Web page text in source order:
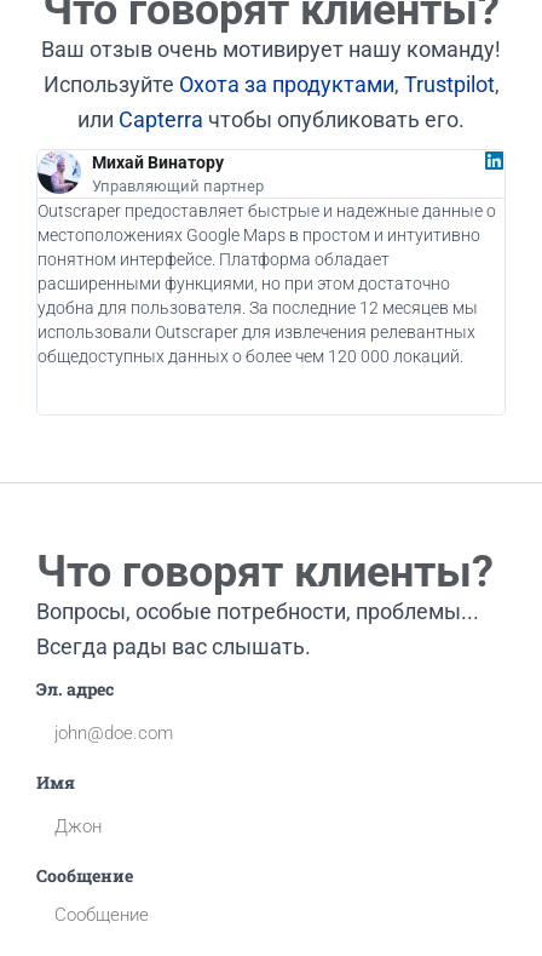
Ваш отзыв очень мотивирует нашу команду!
Используйте Охота за продуктами, Trustpilot,
или Capterra чтобы опубликовать его.
Михай Винатору
Управляющий партнер
Outscraper предоставляет быстрые и надежные данные о
местоположениях Google Maps в простом и интуитивно
понятном интерфейсе. Платформа обладает
расширенными функциями, но при этом достаточно
удобна для пользователя. За последние 12 месяцев мы
использовали Outscraper для извлечения релевантных
общедоступных данных о более чем 120 000 локаций.
Что говорят клиенты?
Вопросы, особые потребности, проблемы...
Всегда рады вас слышать.
Эл. адрес
Имя
Сообщение